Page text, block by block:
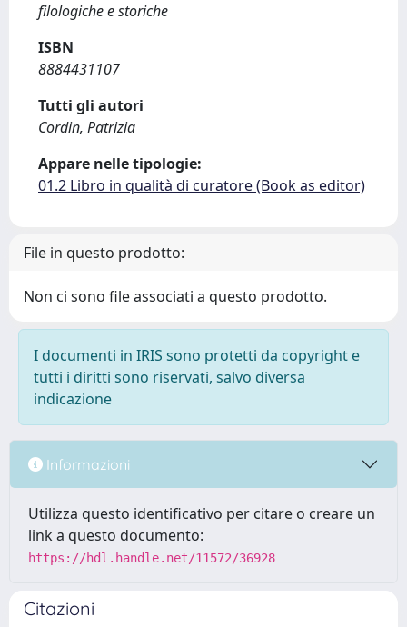
filologiche e storiche
ISBN
8884431107
Tutti gli autori
Cordin, Patrizia
Appare nelle tipologie:
01.2 Libro in qualità di curatore (Book as editor)
File in questo prodotto:
Non ci sono file associati a questo prodotto.
I documenti in IRIS sono protetti da copyright e
tutti i diritti sono riservati, salvo diversa
indicazione
Informazioni
Utilizza questo identificativo per citare o creare un
link a questo documento:
https://hdl.handle.net/11572/36928
Citazioni